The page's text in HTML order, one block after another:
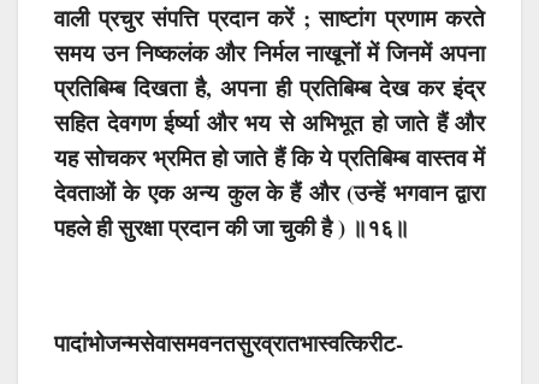
वाली प्रचुर संपत्ति प्रदान करें ; साष्टांग प्रणाम करते
समय उन निष्कलंक और निर्मल नाखूनों में जिनमें अपना
प्रतिबिम्ब दिखता है, अपना ही प्रतिबिम्ब देख कर इंद्र
सहित देवगण ईर्ष्या और भय से अभिभूत हो जाते हैं और
यह सोचकर भ्रमित हो जाते हैं कि ये प्रतिबिम्ब वास्तव में
देवताओं के एक अन्य कुल के हैं और (उन्हें भगवान द्वारा
पहले ही सुरक्षा प्रदान की जा चुकी है ) ॥१६॥
पादांभोजन्मसेवासमवनतसुरव्रातभास्वत्किरीट-